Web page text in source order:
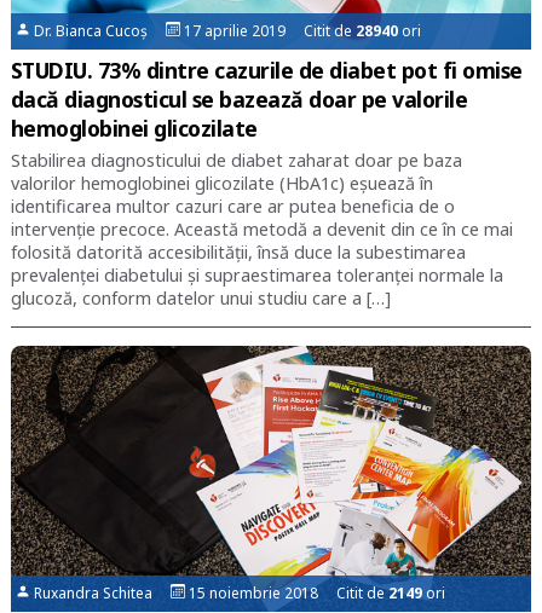
Dr. Bianca Cucoș 17 aprilie 2019 Citit de 28940ori
STUDIU. 73% dintre cazurile de diabet pot fi omise
dacă diagnosticul se bazează doar pe valorile
hemoglobinei glicozilate
Stabilirea diagnosticului de diabet zaharat doar pe baza
valorilor hemoglobinei glicozilate (HbA1c) eșuează în
identificarea multor cazuri care ar putea beneficia de o
intervenție precoce. Această metodă a devenit din ce în ce mai
folosită datorită accesibilității, însă duce la subestimarea
prevalenței diabetului și supraestimarea toleranței normale la
glucoză, conform datelor unui studiu care a […]
Ruxandra Schitea 15 noiembrie 2018 Citit de2149ori